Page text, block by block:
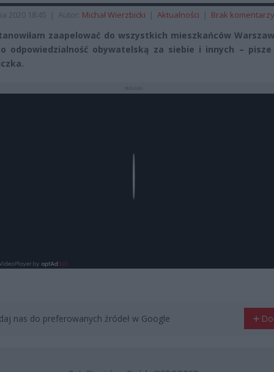
2020 18:45 | Autor: Michał Wierzbicki | Aktualności | Brak komentarzy
zaapelować do wszystkich mieszkańców
odpowiedzialność obywatelską za siebie i innych – pisze
nas do preferowanych źródeł w Google